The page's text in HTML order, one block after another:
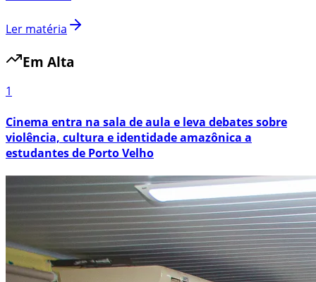
Ler matéria
Em Alta
1
Cinema entra na sala de aula e leva debates sobre
violência, cultura e identidade amazônica a
estudantes de Porto Velho